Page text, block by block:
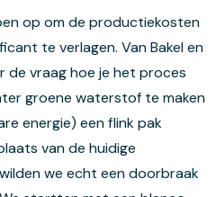
op om de productiekosten
te verlagen. Van Bakel en
de vraag hoe je het proces
groene waterstof te maken
energie) een flink pak
van de huidige
we echt een doorbraak